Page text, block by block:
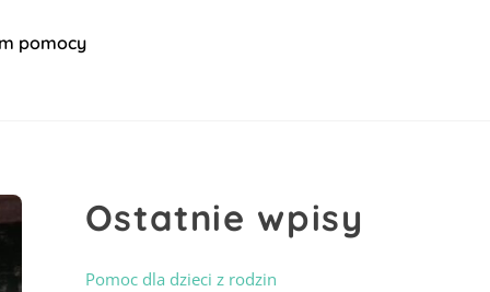
pomocy
Ostatnie wpisy
Pomoc dla dzieci z rodzin